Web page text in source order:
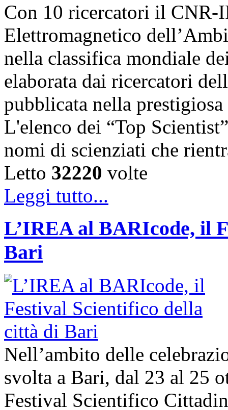
Con 10 ricercatori il
Elettromagnetico
nella classifica mondiale
elaborata dai ricercatori
pubblicata nella
L'elenco dei “Top
nomi di scienziati che
Letto 32220 volte
Leggi tutto...
L’IREA al BARIcode, il
Bari
Nell’ambito delle
svolta a Bari, dal 23 al 25
Festival Scientifico